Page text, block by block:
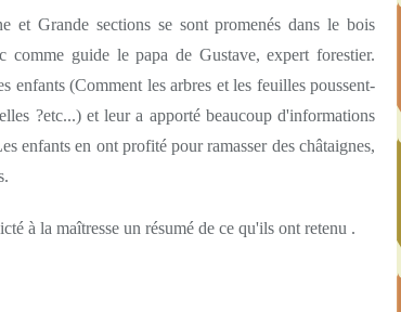
et Grande sections se sont promenés dans le bois
guide le papa de Gustave, expert forestier.
enfants (Comment les arbres et les feuilles poussent-
?etc...) et leur a apporté beaucoup d'informations
enfants en ont profité pour ramasser des châtaignes,
à la maîtresse un résumé de ce qu'ils ont retenu .